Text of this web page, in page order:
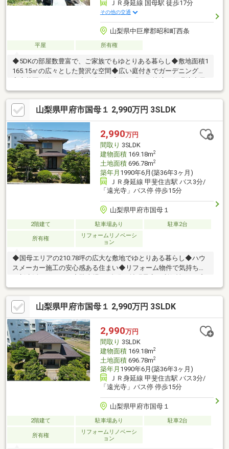
ＪＲ身延線 国母駅 徒歩17分
その他の交通
山梨県中巨摩郡昭和町西条
平屋 所有権
◆5DKの部屋数豊富で、ご家族でもゆとりある暮らし◆敷地面積1
165.15㎡の広々とした贅沢な空間◆広い庭付きでガーデニングや
通しも良く、四季を通じて心地よく過ごせます物件の詳細、ご見
学のご希望はお気軽にお問い合わせください！
山梨県甲府市国母１ 2,990万円 3SLDK
2,990万円
間取り 3SLDK
建物面積169.18m2
土地面積696.78m2
築年月 1990年6月(築36年3ヶ月)
ＪＲ身延線 甲斐住吉駅 バス3分/
「遠光寺」バス停 停歩15分
山梨県甲府市国母１
2階建て 駐車場あり 駐車2台
所有権
リフォームリノベーシ
ョン
◆国母エリアの210.78坪の広大な敷地でゆとりある暮らし◆ハウ
スメーカー施工の安心感ある住まい◆リフォーム物件で気持ちよ
く新生活をスタート◆駐車場は2台分へ拡張予定で利便性アップ
◆3SLDKのゆとりある間取りでファミリーにもおすすめ◆お庭付
きでガーデニングや家庭菜園も楽しめます◆広さと生活利便性を
兼ね備えた魅力的な住環境です物件の詳細、ご見学のご希望はお
気軽にお問い合わせください！
山梨県甲府市国母１ 2,990万円 3SLDK
2,990万円
間取り 3SLDK
建物面積169.18m2
土地面積696.78m2
築年月 1990年6月(築36年3ヶ月)
ＪＲ身延線 甲斐住吉駅 バス3分/
「遠光寺」バス停 停歩15分
山梨県甲府市国母１
2階建て 駐車場あり 駐車2台
所有権
リフォームリノベーシ
ョン